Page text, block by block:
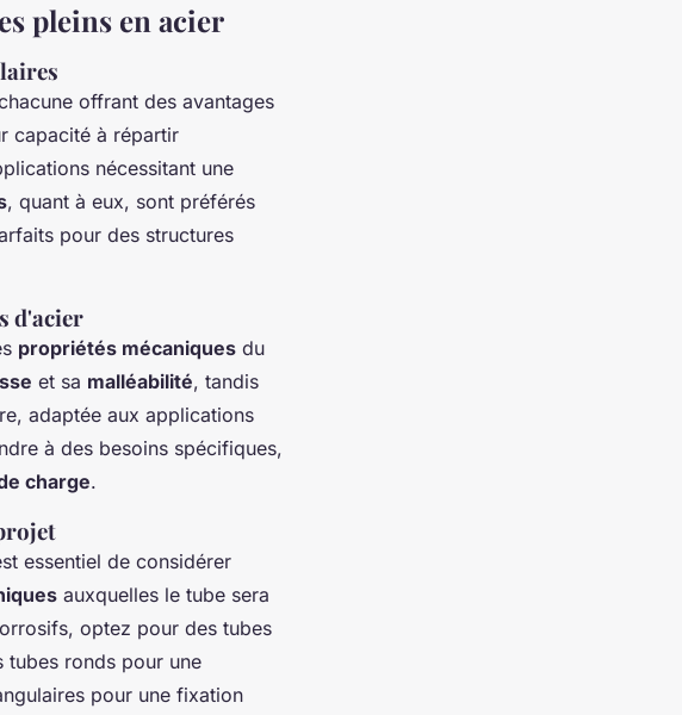
pleins en acier
offrant des avantages
capacité à répartir
nécessitant une
, quant à eux, sont préférés
pour des structures
d'acier
propriétés mécaniques du
et sa malléabilité, tandis
adaptée aux applications
à des besoins spécifiques,
charge.
essentiel de considérer
auxquelles le tube sera
optez pour des tubes
tubes ronds pour une
pour une fixation